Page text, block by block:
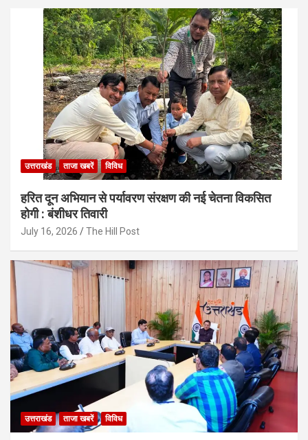
उत्तराखंड ताजा खबरें विविध
हरित दून अभियान से पर्यावरण संरक्षण की नई चेतना विकसित
होगी : बंशीधर तिवारी
July 16, 2026 The Hill Post
उत्तराखंड ताजा खबरें विविध